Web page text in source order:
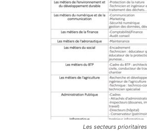
Les secteurs prioritaires